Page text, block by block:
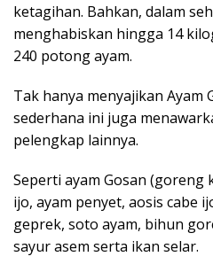
ketagihan. Bahkan, dalam
menghabiskan hingga 14
240 potong ayam.
Tak hanya menyajikan Ayam
sederhana ini juga
pelengkap lainnya.
Seperti ayam Gosan (goreng
ijo, ayam penyet, aosis cabe
geprek, soto ayam, bihun
sayur asem serta ikan selar.